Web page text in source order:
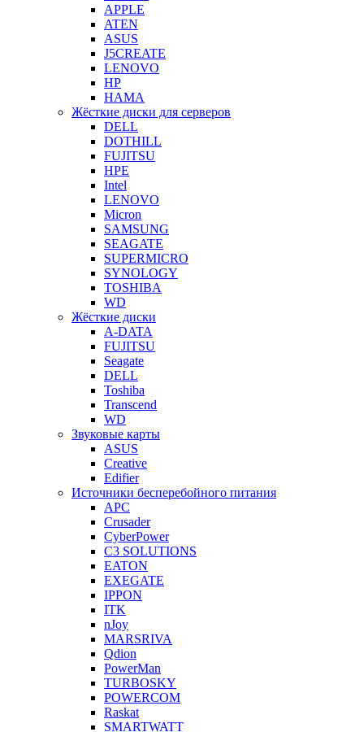
APPLE
ATEN
ASUS
J5CREATE
LENOVO
HP
HAMA
Жёсткие диски для серверов
DELL
DOTHILL
FUJITSU
HPE
Intel
LENOVO
Micron
SAMSUNG
SEAGATE
SUPERMICRO
SYNOLOGY
TOSHIBA
WD
Жёсткие диски
A-DATA
FUJITSU
Seagate
DELL
Toshiba
Transcend
WD
Звуковые карты
ASUS
Creative
Edifier
Источники бесперебойного питания
APC
Crusader
CyberPower
C3 SOLUTIONS
EATON
EXEGATE
IPPON
ITK
nJoy
MARSRIVA
Qdion
PowerMan
TURBOSKY
POWERCOM
Raskat
SMARTWATT